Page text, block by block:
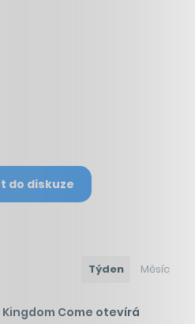
do diskuze
Týden Měsíc
Kingdom Come otevírá